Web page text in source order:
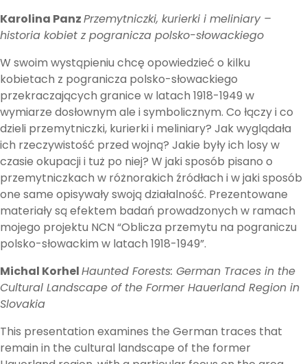
Karolina PanzPrzemytniczki, kurierki i meliniary –
historia kobiet z pogranicza polsko-słowackiego
W swoim wystąpieniu chcę opowiedzieć o kilku
kobietach z pogranicza polsko-słowackiego
przekraczających granice w latach 1918-1949 w
wymiarze dosłownym ale i symbolicznym. Co łączy i co
dzieli przemytniczki, kurierki i meliniary? Jak wyglądała
ich rzeczywistość przed wojną? Jakie były ich losy w
czasie okupacji i tuż po niej? W jaki sposób pisano o
przemytniczkach w różnorakich źródłach i w jaki sposób
one same opisywały swoją działalność. Prezentowane
materiały są efektem badań prowadzonych w ramach
mojego projektu NCN “Oblicza przemytu na pograniczu
polsko-słowackim w latach 1918-1949”.
Michal KorhelHaunted Forests: German Traces in the
Cultural Landscape of the Former Hauerland Region in
Slovakia
This presentation examines the German traces that
remain in the cultural landscape of the former